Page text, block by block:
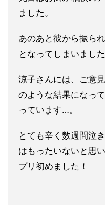
ました。
あのあと彼から振ら
となってしまいま し
涼子さんには、ご意
のような結果になっ
っています…。
とても辛く数週間泣
はもったいないと思
プリ初めました！